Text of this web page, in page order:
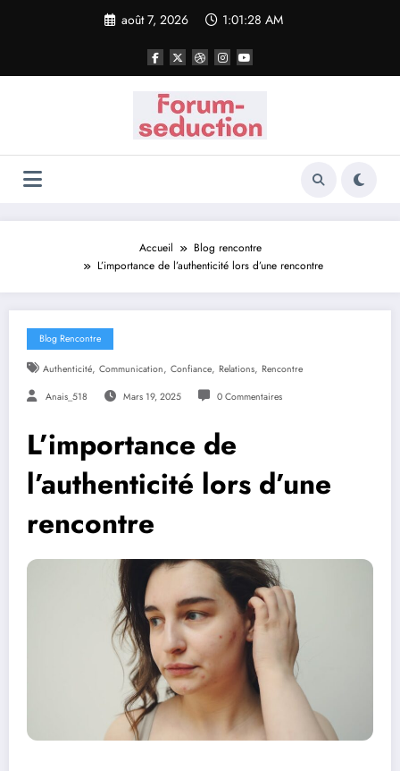
août 7, 2026 1:01:29 AM
Accueil
Blog rencontre
L’importance de l’authenticité lors d’une rencontre
Blog Rencontre
Authenticité, Communication, Confiance, Relations, Rencontre
Anais_518 Mars 19, 2025 0 Commentaires
L’importance de
l’authenticité lors d’une
rencontre